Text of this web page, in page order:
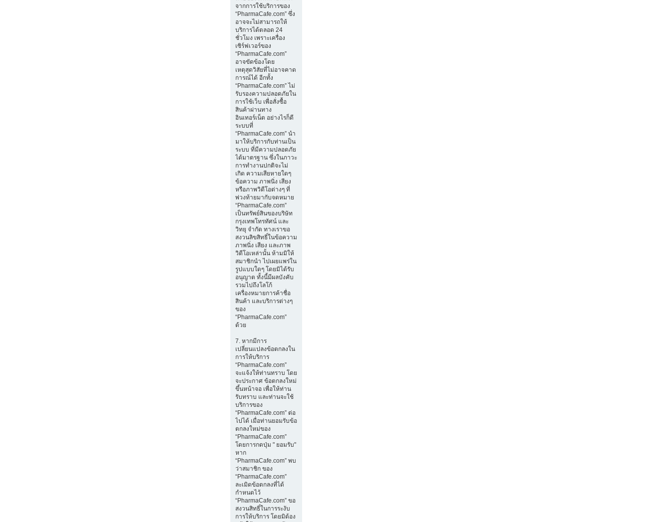
จากการใช้บริการของ
“PharmaCafe.com” ซึ่ง
อาจจะไม่สามารถให้
บริการได้ตลอด 24
ชั่วโมง เพราะเครื่อง
เซิร์ฟเวอร์ของ
“PharmaCafe.com”
อาจขัดข้องโดย
เหตุสุดวิสัยที่ไม่อาจคาด
การณ์ได้ อีกทั้ง
“PharmaCafe.com” ไม่
รับรองความปลอดภัยใน
การใช้เว็บ เพื่อสั่งซื้อ
สินค้าผ่านทาง
อินเทอร์เน็ต อย่างไรก็ดี
ระบบที่
“PharmaCafe.com” นำ
มาให้บริการกับท่านเป็น
ระบบ ที่มีความปลอดภัย
ได้มาตรฐาน ซึ่งในภาวะ
การทำงานปกติจะไม่
เกิด ความเสียหายใดๆ
ข้อความ ภาพนิ่ง เสียง
หรือภาพวิดีโอต่างๆ ที่
พ่วงท้ายมากับจดหมาย
“PharmaCafe.com”
เป็นทรัพย์สินของบริษัท
กรุงเทพโทรทัศน์ และ
วิทยุ จำกัด ทางเราขอ
สงวนลิขสิทธิ์ในข้อความ
ภาพนิ่ง เสียง และภาพ
วิดีโอเหล่านั้น ห้ามมิให้
สมาชิกนำ ไปเผยแพร่ใน
รูปแบบใดๆ โดยมิได้รับ
อนุญาต ทั้งนี้มีผลบังคับ
รวมไปถึงโลโก้
เครื่องหมายการค้าชื่อ
สินค้า และบริการต่างๆ
ของ
“PharmaCafe.com”
ด้วย
7. หากมีการ
เปลี่ยนแปลงข้อตกลงใน
การให้บริการ
“PharmaCafe.com”
จะแจ้งให้ท่านทราบ โดย
จะประกาศ ข้อตกลงใหม่
ขึ้นหน้าจอ เพื่อให้ท่าน
รับทราบ และท่านจะใช้
บริการของ
“PharmaCafe.com” ต่อ
ไปได้ เมื่อท่านยอมรับข้อ
ตกลงใหม่ของ
“PharmaCafe.com”
โดยการกดปุ่ม " ยอมรับ"
หาก
“PharmaCafe.com” พบ
ว่าสมาชิก ของ
“PharmaCafe.com”
ละเมิดข้อตกลงที่ได้
กำหนดไว้
“PharmaCafe.com” ขอ
สงวนสิทธิ์ในการระงับ
การให้บริการ โดยมิต้อง